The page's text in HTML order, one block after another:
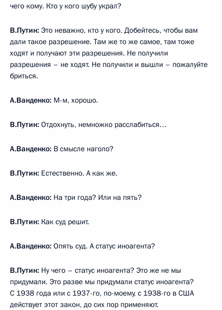
чего кому. Кто у кого шубу украл?
В.Путин: Это неважно, кто у кого. Добейтесь, чтобы вам
дали такое разрешение. Там же то же самое, там тоже
ходят и получают эти разрешения. Не получили
разрешения – не ходят. Не получили и вышли – пожалуйте
бриться.
А.Ванденко: М-м, хорошо.
В.Путин: Отдохнуть, немножко расслабиться…
А.Ванденко: В смысле наголо?
В.Путин: Естественно. А как же.
А.Ванденко: На три года? Или на пять?
В.Путин: Как суд решит.
А.Ванденко: Опять суд. А статус иноагента?
В.Путин: Ну чего – статус иноагента? Это же не мы
придумали. Это разве мы придумали статус иноагента?
С 1938 года или с 1937-го, по-моему, с 1938-го в США
действует этот закон, до сих пор применяют.